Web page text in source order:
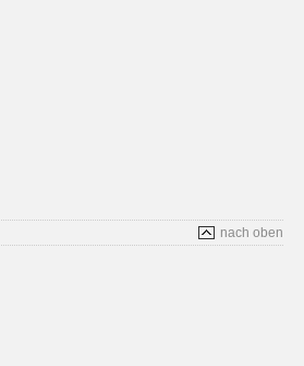
nach oben